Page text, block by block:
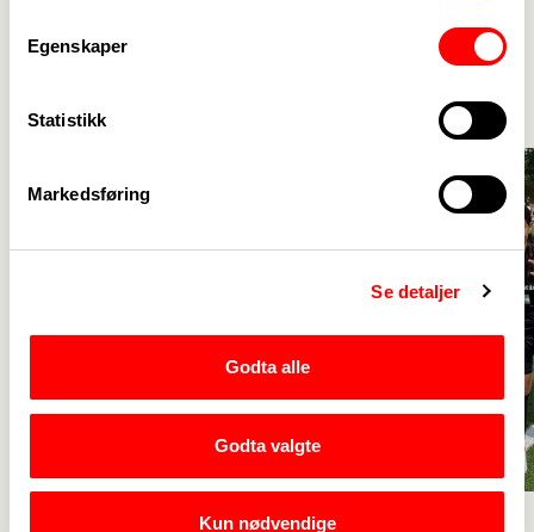
Egenskaper
Statistikk
Markedsføring
Se detaljer
Godta alle
Godta valgte
Kun nødvendige
Aktuelt